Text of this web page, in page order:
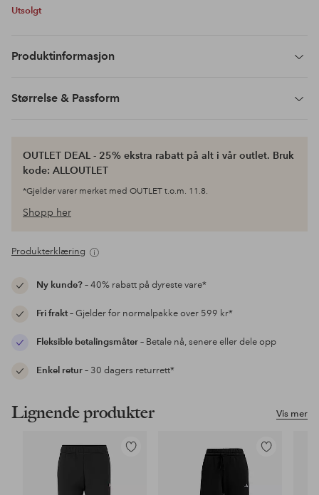
Utsolgt
Produktinformasjon
Størrelse & Passform
OUTLET DEAL - 25% ekstra rabatt på alt i vår outlet. Bruk
kode: ALLOUTLET
*Gjelder varer merket med OUTLET t.o.m. 11.8.
Shopp her
Produkterklæring
Ny kunde?– 40% rabatt på dyreste vare*
Fri frakt– Gjelder for normalpakke over 599 kr*
Fleksible betalingsmåter– Betale nå, senere eller dele opp
Enkel retur– 30 dagers returrett*
Vis mer
Lignende produkter
Legg
Legg